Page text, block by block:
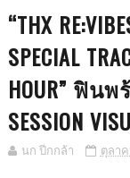
“THX
SPECIAL
HOUR” ฟิน
SESSION
นก ปีกกล้า ตุลา